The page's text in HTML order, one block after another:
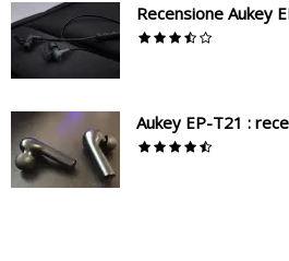
Recensione Aukey
Aukey EP-T21 :